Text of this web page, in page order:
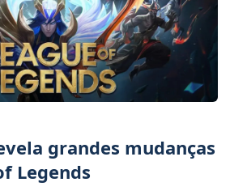
grandes mudanças
Legends